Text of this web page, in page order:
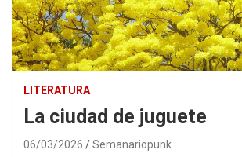
LITERATURA
La ciudad de juguete
06/03/2026 Semanariopunk